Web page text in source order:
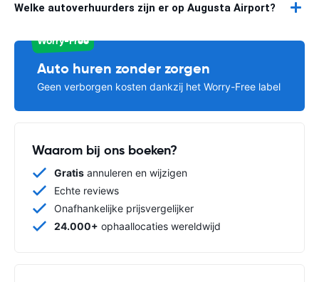
Welke autoverhuurders zijn er op Augusta Airport?
Worry-Free
Auto huren zonder zorgen
Geen verborgen kosten dankzij het Worry-Free label
Waarom bij ons boeken?
Gratis annuleren en wijzigen
Echte reviews
Onafhankelijke prijsvergelijker
24.000+ ophaallocaties wereldwijd